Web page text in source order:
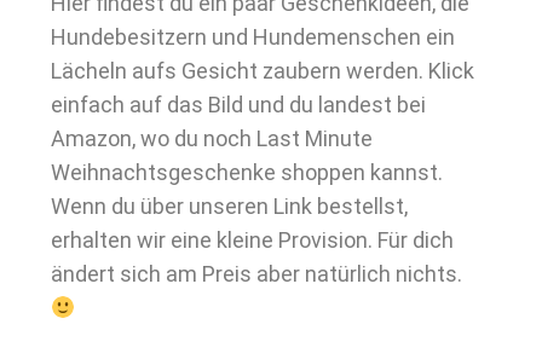
Hundebesitzern und Hundemenschen ein
Lächeln aufs Gesicht zaubern werden. Klick
einfach auf das Bild und du landest bei
Amazon, wo du noch Last Minute
Weihnachtsgeschenke shoppen kannst.
Wenn du über unseren Link bestellst,
erhalten wir eine kleine Provision. Für dich
ändert sich am Preis aber natürlich nichts.